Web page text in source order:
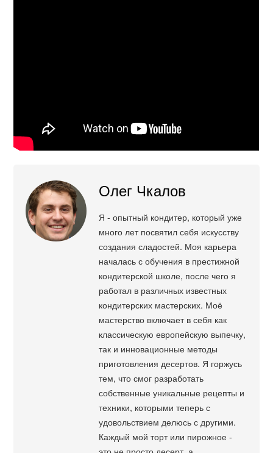
Олег Чкалов
Я - опытный кондитер, который уже
много лет посвятил себя искусству
создания сладостей. Моя карьера
началась с обучения в престижной
кондитерской школе, после чего я
работал в различных известных
кондитерских мастерских. Моё
мастерство включает в себя как
классическую европейскую выпечку,
так и инновационные методы
приготовления десертов. Я горжусь
тем, что смог разработать
собственные уникальные рецепты и
техники, которыми теперь с
удовольствием делюсь с другими.
Каждый мой торт или пирожное -